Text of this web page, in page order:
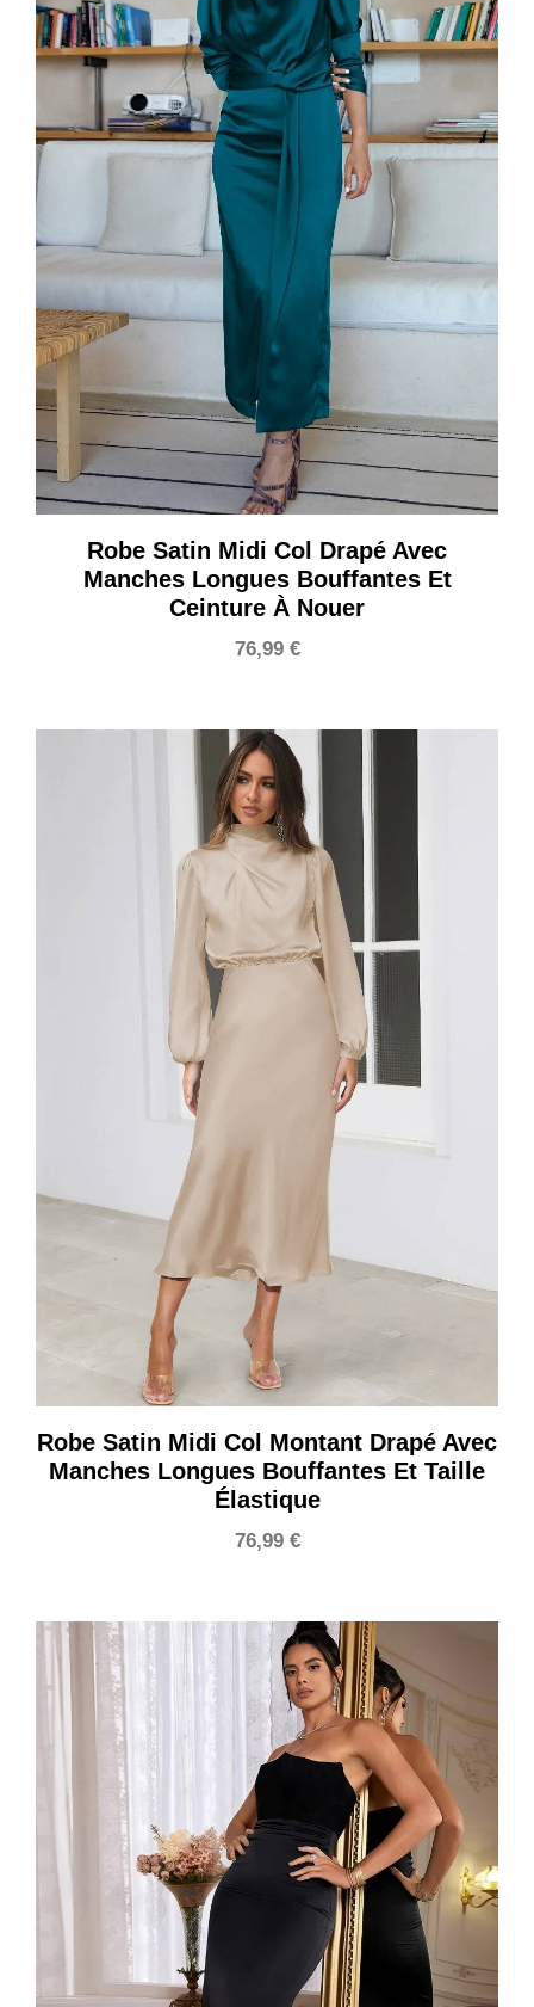
Robe Satin Midi Col Drapé Avec
Manches Longues Bouffantes Et
Ceinture À Nouer
76,99 €
Robe Satin Midi Col Montant Drapé Avec
Manches Longues Bouffantes Et Taille
Élastique
76,99 €